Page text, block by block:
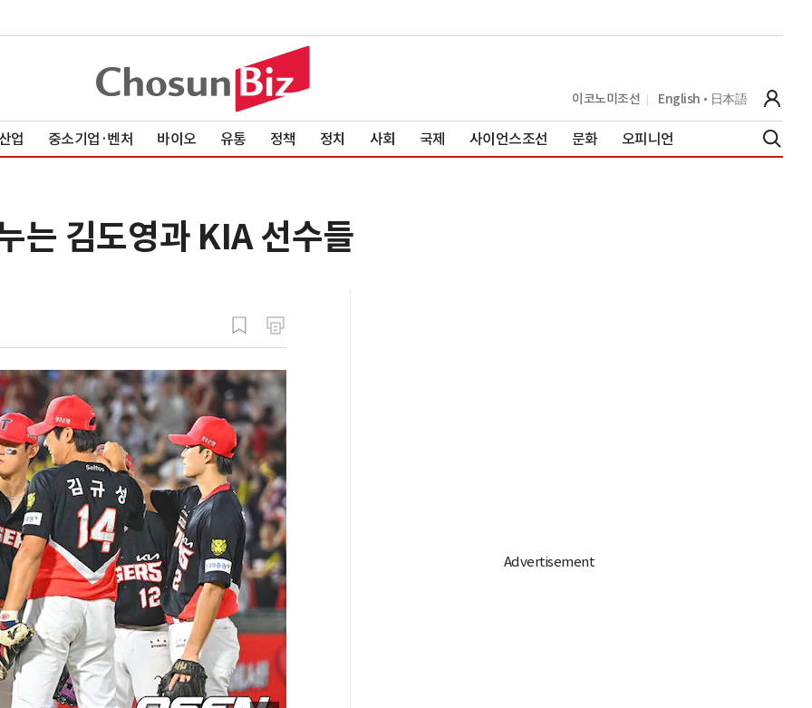
이코노미조선 English 日本語
산업 중소기업·벤처 바이오 유통 정책 정치 사회 국제 사이언스조선 문화 오피니언
는 김도영과 KIA 선수들